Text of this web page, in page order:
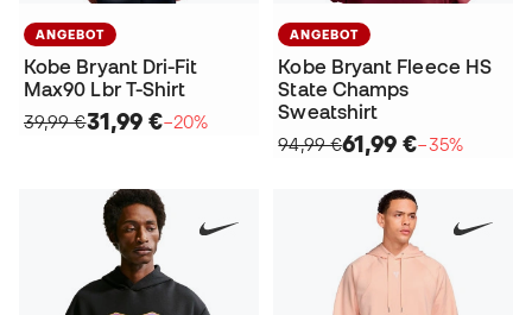
ANGEBOT
Kobe Bryant Dri-Fit
Max90 Lbr T-Shirt
39,99 €31,99 €−20%
ANGEBOT
Kobe Bryant Fleece HS
State Champs
Sweatshirt
94,99 €61,99 €−35%